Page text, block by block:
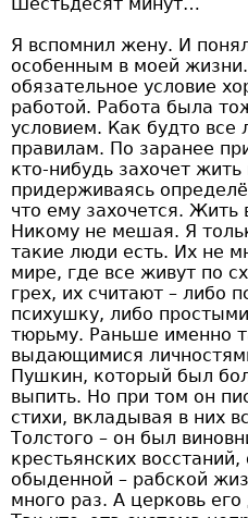
Я вспомнил жену. И
особенным в моей
обязательное условие
работой. Работа была
условием. Как будто
правилам. По заранее
кто-нибудь захочет
придерживаясь
что ему захочется. Жить
Никому не мешая. Я
такие люди есть. Их не
мире, где все живут по
грех, их считают – либо
психушку, либо
тюрьму. Раньше именно
выдающимися
Пушкин, который был
выпить. Но при том он
стихи, вкладывая в них
Толстого – он был
крестьянских
обыденной – рабской
много раз. А церковь